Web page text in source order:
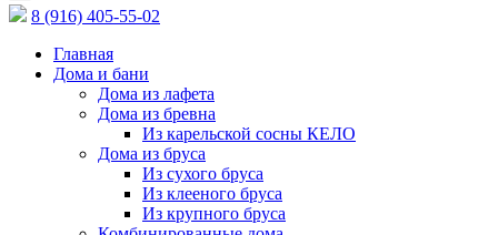
8 (916) 405-55-02
Главная
Дома и бани
Дома из лафета
Дома из бревна
Из карельской сосны КЕЛО
Дома из бруса
Из сухого бруса
Из клееного бруса
Из крупного бруса